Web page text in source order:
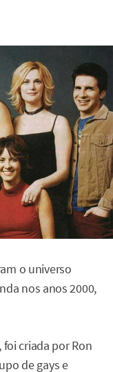
o universo
nos anos 2000,
foi criada por Ron
de gays e